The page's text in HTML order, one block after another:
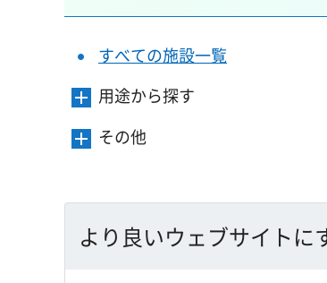
すべての施設一覧
メ
ュ
開
き
ま
用途から探す
メ
ー
開
その他
より良いウェブサイト